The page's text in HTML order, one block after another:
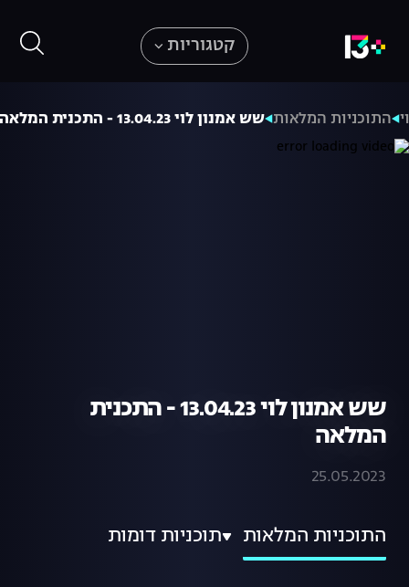
קטגוריות
התוכניות המלאות שש אמנון לוי 13.04.23 - התכנית המלאה
שש אמנון לוי 13.04.23 - התכנית
המלאה
25.05.2023
התוכניות המלאות תוכניות דומות